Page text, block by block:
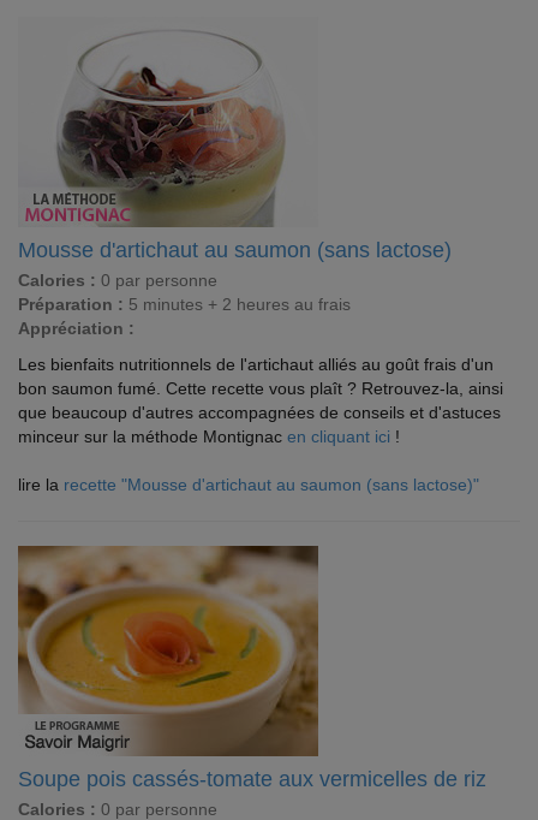
Mousse d'artichaut au saumon (sans lactose)
Calories : 0 par personne
Préparation : 5 minutes + 2 heures au frais
Appréciation :
Les bienfaits nutritionnels de l'artichaut alliés au goût frais d'un
bon saumon fumé. Cette recette vous plaît ? Retrouvez-la, ainsi
que beaucoup d'autres accompagnées de conseils et d'astuces
minceur sur la méthode Montignac en cliquant ici !
lire la recette "Mousse d'artichaut au saumon (sans lactose)"
Soupe pois cassés-tomate aux vermicelles de riz
Calories : 0 par personne